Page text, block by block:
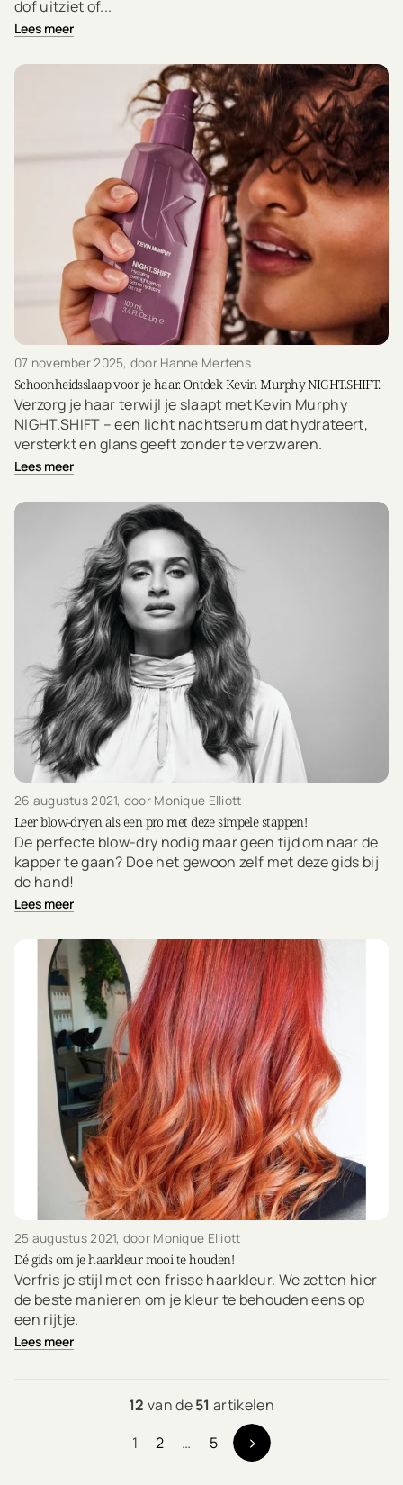
dof uitziet of...
Lees meer
07 november 2025, door Hanne Mertens
Schoonheidsslaap voor je haar. Ontdek Kevin Murphy NIGHT.SHIFT.
Verzorg je haar terwijl je slaapt met Kevin Murphy
NIGHT.SHIFT – een licht nachtserum dat hydrateert,
versterkt en glans geeft zonder te verzwaren.
Lees meer
26 augustus 2021, door Monique Elliott
Leer blow-dryen als een pro met deze simpele stappen!
De perfecte blow-dry nodig maar geen tijd om naar de
kapper te gaan? Doe het gewoon zelf met deze gids bij
de hand!
Lees meer
25 augustus 2021, door Monique Elliott
Dé gids om je haarkleur mooi te houden!
Verfris je stijl met een frisse haarkleur. We zetten hier
de beste manieren om je kleur te behouden eens op
een rijtje.
Lees meer
12 van de51 artikelen
1
2 … 5